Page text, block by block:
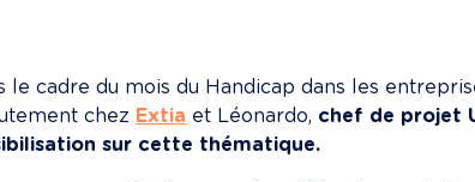
le cadre du mois du Handicap dans les
chez Extia et Léonardo, chef de projet
sur cette thématique.